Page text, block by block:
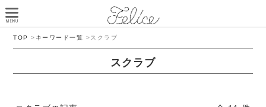
TOP > キーワード一覧 > スクラブ
スクラブ